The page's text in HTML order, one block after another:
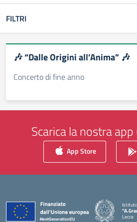
FILTRI
🎶 “Dalle Origini all’Anima” 🎶
Concerto di fine anno
Scarica la nostra
App Store
Istituto
Lecce